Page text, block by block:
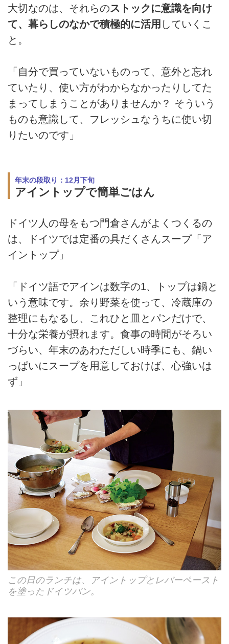
大切なのは、それらのストックに意識を向け
て、暮らしのなかで積極的に活用 していくこ
と。
「自分で買っていないものって、意外と忘れ
ていたり、使い方がわからなかったりしてた
まってしまうことがありませんか？ そういう
ものも意識して、フレッシュなうちに使い切
りたいのです」
年末の段取り：12月下旬
アイントップで簡単ごはん
ドイツ人の母をもつ門倉さんがよくつくるの
は、ドイツでは定番の具だくさんスープ「ア
イントップ」
「ドイツ語でアインは数字の1、トップは鍋と
いう意味です。余り野菜を使って、冷蔵庫の
整理にもなるし、これひと皿とパンだけで、
十分な栄養が摂れます。食事の時間がそろい
づらい、年末のあわただしい時季にも、鍋い
っぱいにスープを用意しておけば、心強いは
ず」
この日のランチは、アイントップとレバーペースト
を塗ったドイツパン。